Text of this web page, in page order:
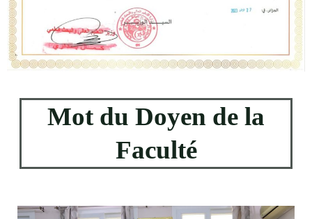
Mot du Doyen de la
Faculté​